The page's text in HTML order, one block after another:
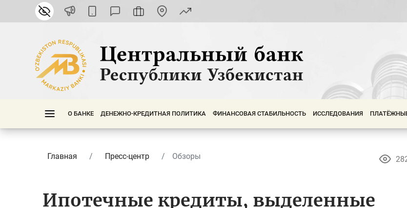
О БАНКЕ ДЕНЕЖНО-КРЕДИТНАЯ ПОЛИТИКА ФИНАНСОВАЯ СТАБИЛЬНОСТЬ ИССЛЕДОВАНИЯ
Главная Пресс-центр Обзоры
Ипотечные кредиты, выделенные